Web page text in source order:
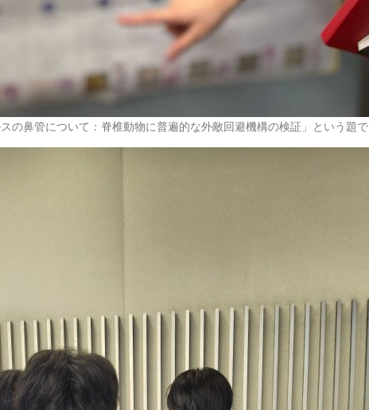
の鼻管について：脊椎動物に普遍的な外敵回避機構の検証」という題で